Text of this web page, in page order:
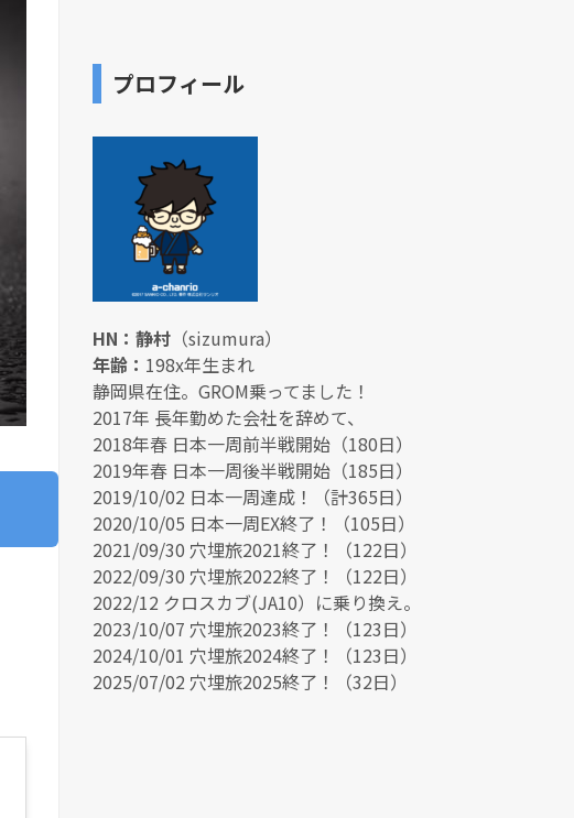
プロフィール
HN：静村 （sizumura）
年齢： 198x年生まれ
静岡県在住。GROM乗ってました！
2017年 長年勤めた会社を辞めて、
2018年春 日本一周前半戦開始（180日）
2019年春 日本一周後半戦開始（185日）
2019/10/02 日本一周達成！（計365日）
2020/10/05 日本一周EX終了！（105日）
2021/09/30 穴埋旅2021終了！（122日）
2022/09/30 穴埋旅2022終了！（122日）
2022/12 クロスカブ(JA10）に乗り換え。
2023/10/07 穴埋旅2023終了！（123日）
2024/10/01 穴埋旅2024終了！（123日）
2025/07/02 穴埋旅2025終了！（32日）